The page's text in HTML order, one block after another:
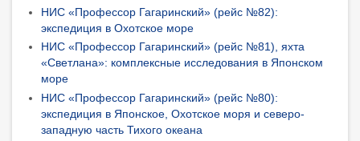
НИС «Профессор Гагаринский» (рейс №82):
экспедиция в Охотское море
НИС «Профессор Гагаринский» (рейс №81), яхта
«Светлана»: комплексные исследования в Японском
море
НИС «Профессор Гагаринский» (рейс №80):
экспедиция в Японское, Охотское моря и северо-
западную часть Тихого океана